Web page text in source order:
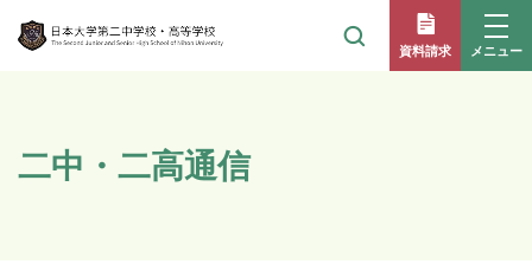
資料請求 メニュー
二中・二高通信